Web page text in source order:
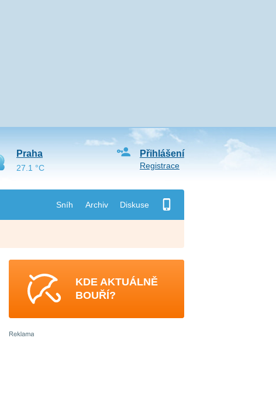
Sníh Archiv Diskuse
Přihlášení
Registrace
Praha
27.1 °C
KDE AKTUÁLNĚ
BOUŘÍ?